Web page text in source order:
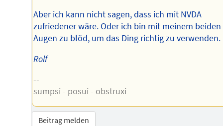
Aber ich kann nicht sagen, dass ich mit NVDA
zufriedener wäre. Oder ich bin mit meinem beiden
Augen zu blöd, um das Ding richtig zu verwenden.
Rolf
--
sumpsi - posui - obstruxi
Beitrag melden